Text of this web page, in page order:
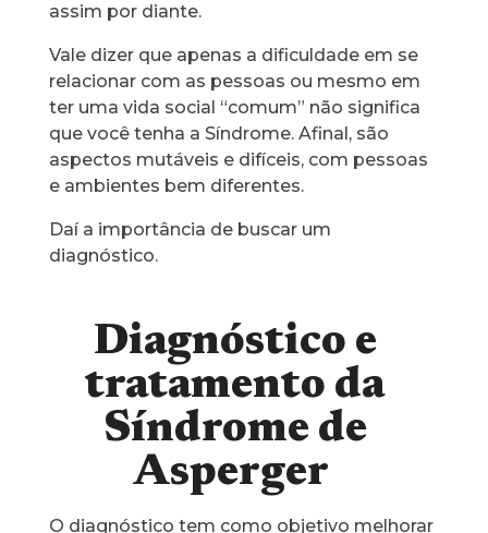
assim por diante.
Vale dizer que apenas a dificuldade em se
relacionar com as pessoas ou mesmo em
ter uma vida social “comum” não significa
que você tenha a Síndrome. Afinal, são
aspectos mutáveis e difíceis, com pessoas
e ambientes bem diferentes.
Daí a importância de buscar um
diagnóstico.
Diagnóstico e
tratamento da
Síndrome de
Asperger
O diagnóstico tem como objetivo melhorar